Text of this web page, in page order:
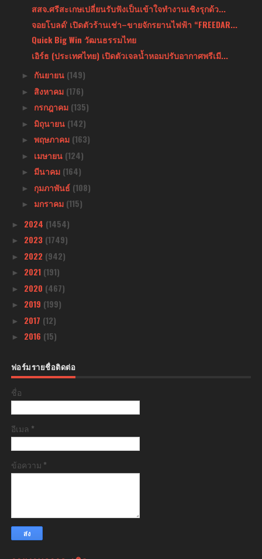
สสจ.ศรีสะเกษเปลี่ยนรับฟังเป็นเข้าใจทำงานเชิงรุกด้ว...
จอยโบลด์' เปิดตัวร้านเช่า–ขายจักรยานไฟฟ้า “FREEDAR...
Quick Big Win วัฒนธรรมไทย
เอิร์ธ (ประเทศไทย) เปิดตัวเจลน้ำหอมปรับอากาศพรีเมี...
► กันยายน (149)
► สิงหาคม (176)
► กรกฎาคม (135)
► มิถุนายน (142)
► พฤษภาคม (163)
► เมษายน (124)
► มีนาคม (164)
► กุมภาพันธ์ (108)
► มกราคม (115)
► 2024 (1454)
► 2023 (1749)
► 2022 (942)
► 2021 (191)
► 2020 (467)
► 2019 (199)
► 2017 (12)
► 2016 (15)
ฟอร์มรายชื่อติดต่อ
ชื่อ
อีเมล *
ข้อความ *